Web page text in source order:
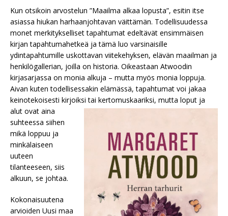
Kun otsikoin arvostelun ”Maailma alkaa lopusta”, esitin itse
asiassa hiukan harhaanjohtavan väittämän. Todellisuudessa
monet merkitykselliset tapahtumat edeltävät ensimmäisen
kirjan tapahtumahetkeä ja tämä luo varsinaisille
ydintapahtumille uskottavan viitekehyksen, elävän maailman ja
henkilögallerian, joilla on historia. Oikeastaan Atwoodin
kirjasarjassa on monia alkuja – mutta myös monia loppuja.
Aivan kuten todellisessakin elämässä, tapahtumat voi jakaa
keinotekoisesti kirjoiksi tai kertomuskaariksi, mutta loput ja
alut ovat aina
suhteessa siihen
mikä loppuu ja
minkälaiseen
uuteen
tilanteeseen, siis
alkuun, se johtaa.
Kokonaisuutena
arvioiden Uusi maa